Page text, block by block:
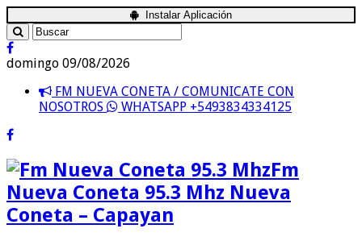
Instalar Aplicación
domingo 09/08/2026
FM NUEVA CONETA / COMUNICATE CON
NOSOTROS
WHATSAPP +5493834334125
Fm
Nueva Coneta 95.3 Mhz Nueva
Coneta – Capayan